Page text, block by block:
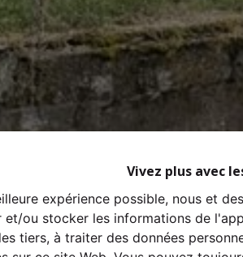
Vivez plus avec
expérience possible, nous et
ou stocker les informations de
tiers, à traiter des données